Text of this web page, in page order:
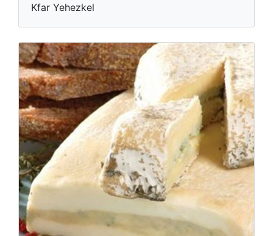
Kfar Yehezkel